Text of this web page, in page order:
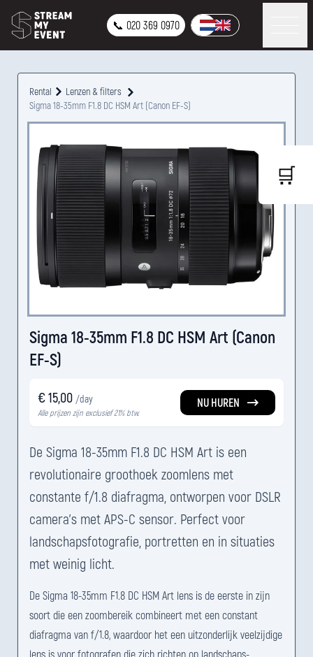
📞 020 369 0970
Rental
Lenzen & filters
Sigma 18-35mm F1.8 DC HSM Art (Canon EF-S)
Sigma 18-35mm F1.8 DC HSM Art (Canon
EF-S)
€ 15,00 /day
Alle prijzen zijn exclusief 21% btw.
NU HUREN
De Sigma 18-35mm F1.8 DC HSM Art is een
revolutionaire groothoek zoomlens met
constante f/1.8 diafragma, ontworpen voor DSLR
camera's met APS-C sensor. Perfect voor
landschapsfotografie, portretten en in situaties
met weinig licht.
De Sigma 18-35mm F1.8 DC HSM Art lens is de eerste in zijn
soort die een zoombereik combineert met een constant
diafragma van f/1.8, waardoor het een uitzonderlijk veelzijdige
lens is voor fotografen die zich richten op landschaps-,
🛒